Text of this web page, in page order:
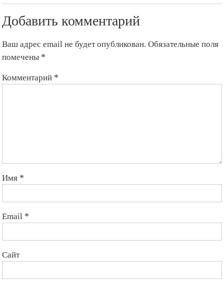
Добавить комментарий
Ваш адрес email не будет опубликован. Обязательные поля
помечены *
Комментарий *
Имя *
Email *
Сайт